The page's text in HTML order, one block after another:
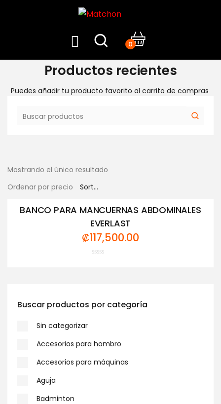
0
Productos recientes
Puedes añadir tu producto favorito al carrito de compras
Buscar productos por categoría
Sin categorizar
Accesorios para hombro
Accesorios para máquinas
Aguja
Badminton
Mostrando el único resultado
Ordenar por precio
BANCO PARA MANCUERNAS ABDOMINALES
EVERLAST
₡117,500.00